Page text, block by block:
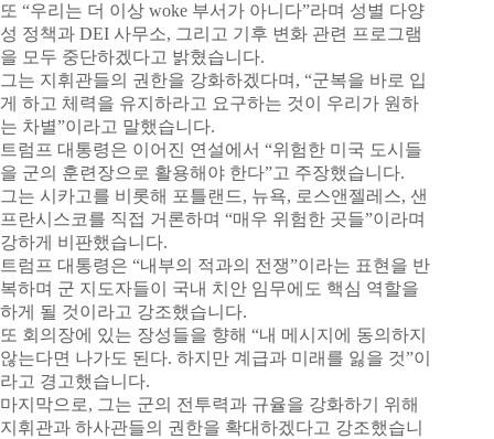
또 “우리는 더 이상 woke 부서가 아니다”라며 성별 다양
성 정책과 DEI 사무소, 그리고 기후 변화 관련 프로그램
을 모두 중단하겠다고 밝혔습니다.
그는 지휘관들의 권한을 강화하겠다며, “군복을 바로 입
게 하고 체력을 유지하라고 요구하는 것이 우리가 원하
는 차별”이라고 말했습니다.
트럼프 대통령은 이어진 연설에서 “위험한 미국 도시들
을 군의 훈련장으로 활용해야 한다”고 주장했습니다.
그는 시카고를 비롯해 포틀랜드, 뉴욕, 로스앤젤레스, 샌
프란시스코를 직접 거론하며 “매우 위험한 곳들”이라며
강하게 비판했습니다.
트럼프 대통령은 “내부의 적과의 전쟁”이라는 표현을 반
복하며 군 지도자들이 국내 치안 임무에도 핵심 역할을
하게 될 것이라고 강조했습니다.
또 회의장에 있는 장성들을 향해 “내 메시지에 동의하지
않는다면 나가도 된다. 하지만 계급과 미래를 잃을 것”이
라고 경고했습니다.
마지막으로, 그는 군의 전투력과 규율을 강화하기 위해
지휘관과 하사관들의 권한을 확대하겠다고 강조했습니